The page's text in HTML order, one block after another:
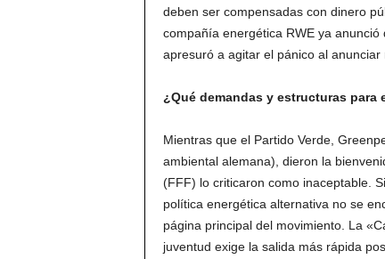
deben ser compensadas con dinero
compañía energética RWE ya
apresuró a agitar el pánico al
¿Qué demandas y estructuras para
Mientras que el Partido Verde,
ambiental alemana), dieron la
(FFF) lo criticaron como inaceptable.
política energética alternativa no se
página principal del movimiento. La
juventud exige la salida más rápida